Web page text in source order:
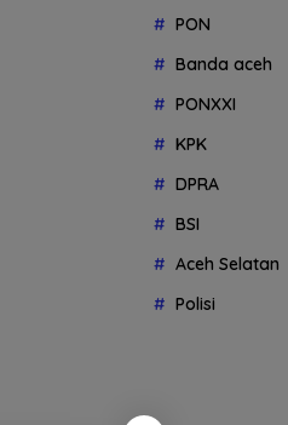
PON
Banda aceh
PONXXI
KPK
DPRA
BSI
Aceh Selatan
Polisi